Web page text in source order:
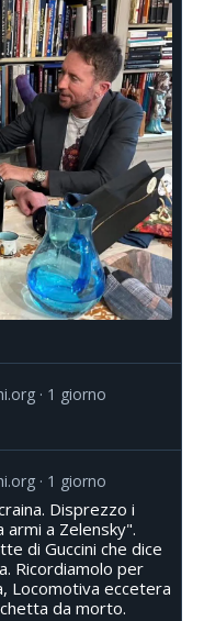
1 giorno
1 giorno
Disprezzo i
a Zelensky".
di Guccini che dice
Ricordiamolo per
Locomotiva eccetera
da morto.